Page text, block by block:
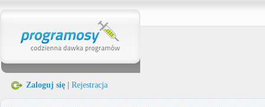
Zaloguj się Rejestracja